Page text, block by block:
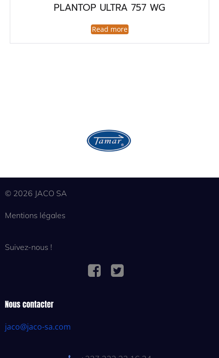
PLANTOP ULTRA 757 WG
Read more
© 2026 JACO SA
Mentions légales
Suivez-nous !
Nous contacter
jaco@jaco-sa.com